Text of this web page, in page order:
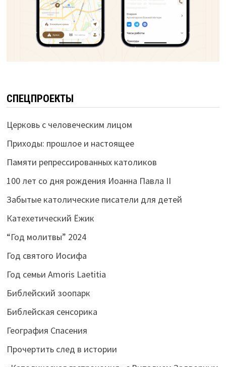
СПЕЦПРОЕКТЫ
Церковь с человеческим лицом
Приходы: прошлое и настоящее
Памяти репрессированных католиков
100 лет со дня рождения Иоанна Павла II
Забытые католические писатели для детей
Катехетический Ёжик
“Год молитвы” 2024
Год святого Иосифа
Год семьи Amoris Laetitia
Библейский зоопарк
Библейская сенсорика
География Спасения
Прочертить след в истории